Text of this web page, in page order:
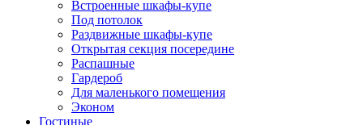
Встроенные шкафы-купе
Под потолок
Раздвижные шкафы-купе
Открытая секция посередине
Распашные
Гардероб
Для маленького помещения
Эконом
Гостиные